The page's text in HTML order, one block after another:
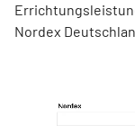
Nordex